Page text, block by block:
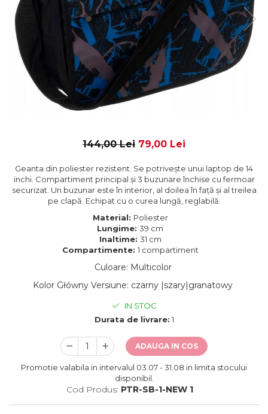
144,00 Lei 79,00 Lei
Geanta din poliester rezistent. Se potrivește unui laptop de 14
inchi. Compartiment principal și 3 buzunare închise cu fermoar
securizat. Un buzunar este în interior, al doilea în față și al treilea
pe clapă. Echipat cu o curea lungă, reglabilă.
Material: Poliester
Lungime: 39 cm
Inaltime: 31 cm
Compartimente: 1 compartiment
Culoare: Multicolor
Kolor Główny Versiune: czarny |szary|granatowy
IN STOC
Durata de livrare: 1
ADAUGA IN COS
Promotie valabila in intervalul 03.07 - 31.08 in limita stocului
disponibil.
Cod Produs: PTR-SB-1-NEW 1